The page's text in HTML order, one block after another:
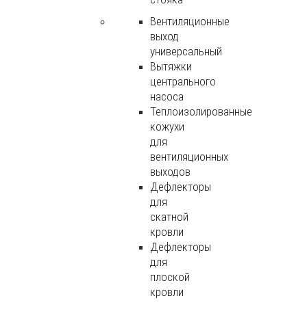
Вентиляционные
выход
универсальный
Вытяжки
центрального
насоса
Теплоизолированные
кожухи
для
вентиляционных
выходов
Дефлекторы
для
скатной
кровли
Дефлекторы
для
плоской
кровли